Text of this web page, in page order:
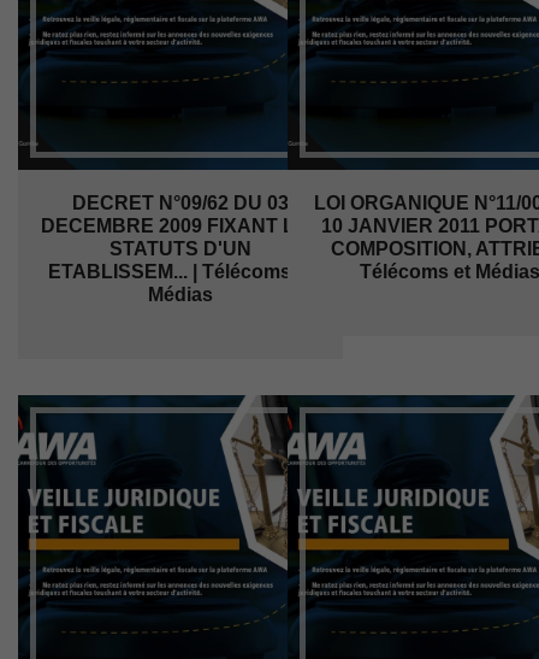
DECRET N°09/62 DU 03
DECEMBRE 2009 FIXANT LES
STATUTS D'UN
ETABLISSEM... | Télécoms et
Médias
LOI ORGANIQUE N°11/
10 JANVIER 2011
COMPOSITION,
Télécoms et Médias